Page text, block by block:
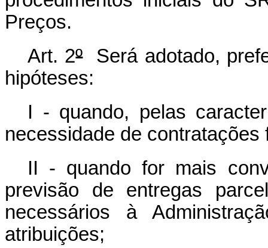
Preços.
Art. 2ºSerá adotado,
hipóteses:
I - quando, pelas
necessidade de contratações
II - quando for mais
previsão de entregas
necessários à
atribuições;